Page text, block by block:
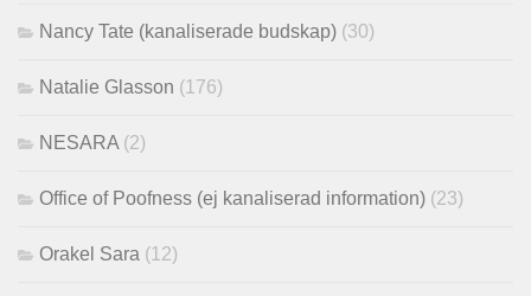
Nancy Tate (kanaliserade budskap) (30)
Natalie Glasson (176)
NESARA (2)
Office of Poofness (ej kanaliserad information) (23)
Orakel Sara (12)